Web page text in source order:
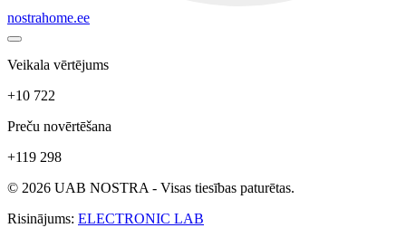
nostrahome.ee
Veikala vērtējums
+10 722
Preču novērtēšana
+119 298
© 2026 UAB NOSTRA - Visas tiesības paturētas.
Risinājums: ELECTRONIC LAB